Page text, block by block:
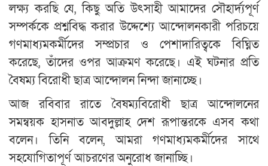
লক্ষ্য করছি যে, কিছু অতি উৎসাহী আমাদের সৌহার্দ্যপূর্ণ
সম্পর্ককে প্রশ্নবিদ্ধ করার উদ্দেশ্যে আন্দোলনকারী পরিচয়ে
গণমাধ্যমকর্মীদের সম্প্রচার ও পেশাদারিত্বকে বিঘ্নিত
করেছে, তাঁদের ওপর আক্রমণ করেছে। এই ঘটনার প্রতি
বৈষম্য বিরোধী ছাত্র আন্দোলন নিন্দা জানাচ্ছে।
আজ রবিবার রাতে বৈষম্যবিরোধী ছাত্র আন্দোলনের
সমন্বয়ক হাসনাত আবদুল্লাহ দেশ রূপান্তরকে এসব কথা
বলেন। তিনি বলেন, আমরা গণমাধ্যমকর্মীদের সাথে
সহযোগিতাপূর্ণ আচরণের অনুরোধ জানাচ্ছি।